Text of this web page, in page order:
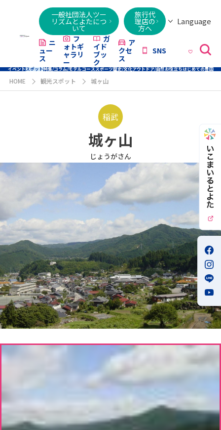
一般社団法人ツー
リズムとよたにつ
いて
旅行代
理店の
方へ
Language
Việt
ニ
ュー
ス
フ
ォトギ
ャラリ
ー
ガ
イド
ブッ
ク
ア
クセ
ス
SNS
イベントスポット特集/コラム/モデルコーススポーツ歴史/文化アウトドア/自然お役立ちはじめての豊田
HOME 観光スポット 城ヶ山
稲武
城ヶ山
じょうがさん